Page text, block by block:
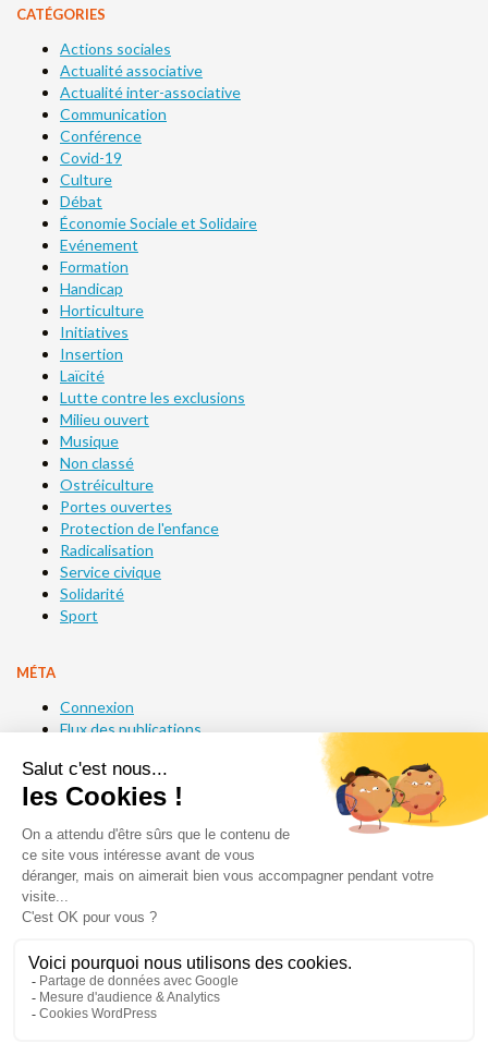
CATÉGORIES
Actions sociales
Actualité associative
Actualité inter-associative
Communication
Conférence
Covid-19
Culture
Débat
Économie Sociale et Solidaire
Evénement
Formation
Handicap
Horticulture
Initiatives
Insertion
Laïcité
Lutte contre les exclusions
Milieu ouvert
Musique
Non classé
Ostréiculture
Portes ouvertes
Protection de l'enfance
Radicalisation
Service civique
Solidarité
Sport
MÉTA
Connexion
Flux des publications
Site de WordPress-FR
Acséa
1 impasse des Ormes
CS 80070
14200 Hérouville-Saint-Clair
Fax. : 02 31 47 00 09